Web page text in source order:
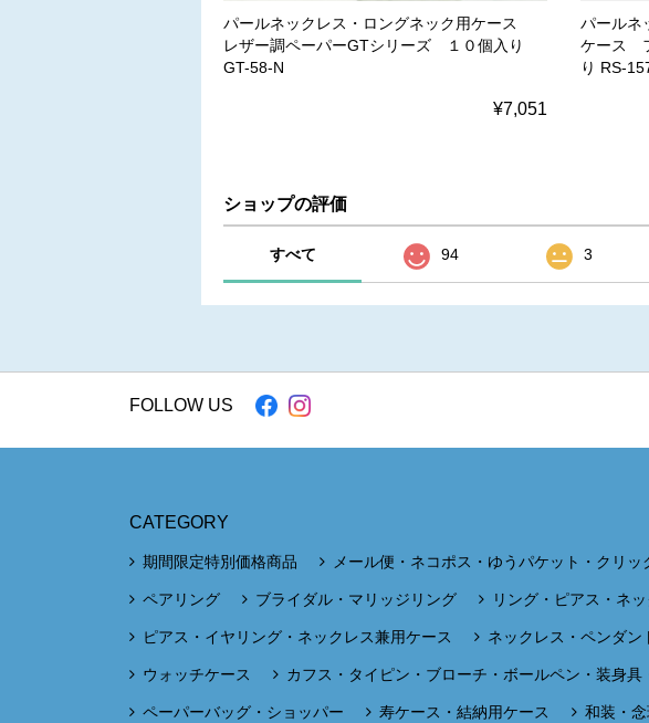
パールネックレス・ロングネック用ケース
レザー調ペーパーGTシリーズ １０個入り
GT-58-N
¥7,051
パールネ
ケース
り RS-
ショップの評価
すべて 94 3
FOLLOW US
CATEGORY
期間限定特別価格商品 メール便・ネコポス・ゆうパケット・クリッ
ペアリング ブライダル・マリッジリング リング・ピアス・ネ
ピアス・イヤリング・ネックレス兼用ケース ネックレス・ペンダン
ウォッチケース カフス・タイピン・ブローチ・ボールペン・装身具
ペーパーバッグ・ショッパー 寿ケース・結納用ケース 和装・